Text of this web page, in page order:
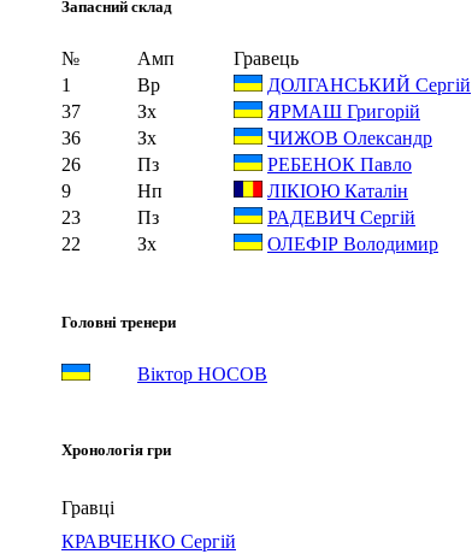
Запасний склад
№ Амп Гравець
1
Вр ДОЛГАНСЬКИЙ Сергій
37
Зх ЯРМАШ Григорій
36
Зх ЧИЖОВ Олександр
26
Пз РЕБЕНОК Павло
9
Нп ЛІКІОЮ Каталін
23
Пз РАДЕВИЧ Сергій
22
Зх ОЛЕФІР Володимир
Головні тренери
Віктор НОСОВ
Хронологія гри
Гравці
КРАВЧЕНКО Сергій